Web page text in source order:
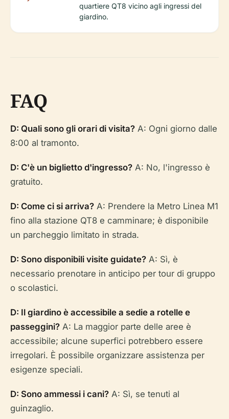
quartiere QT8 vicino agli ingressi del
giardino.
FAQ
D: Quali sono gli orari di visita? A: Ogni giorno dalle
8:00 al tramonto.
D: C'è un biglietto d'ingresso? A: No, l'ingresso è
gratuito.
D: Come ci si arriva? A: Prendere la Metro Linea M1
fino alla stazione QT8 e camminare; è disponibile
un parcheggio limitato in strada.
D: Sono disponibili visite guidate? A: Sì, è
necessario prenotare in anticipo per tour di gruppo
o scolastici.
D: Il giardino è accessibile a sedie a rotelle e
passeggini? A: La maggior parte delle aree è
accessibile; alcune superfici potrebbero essere
irregolari. È possibile organizzare assistenza per
esigenze speciali.
D: Sono ammessi i cani? A: Sì, se tenuti al
guinzaglio.